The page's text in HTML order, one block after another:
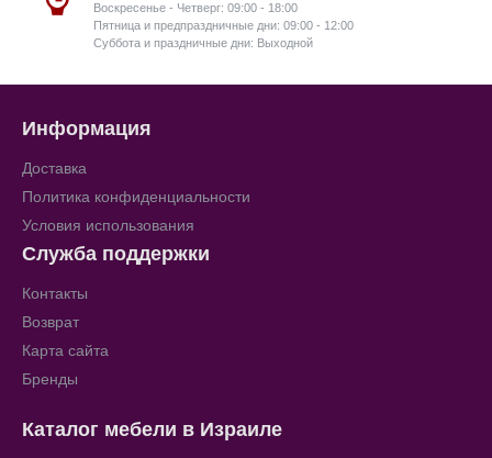
Воскресенье - Четверг: 09:00 - 18:00
Пятница и предпраздничные дни: 09:00 - 12:00
Суббота и праздничные дни: Выходной
Информация
Доставка
Политика конфиденциальности
Условия использования
Служба поддержки
Контакты
Возврат
Карта сайта
Бренды
Каталог мебели в Израиле